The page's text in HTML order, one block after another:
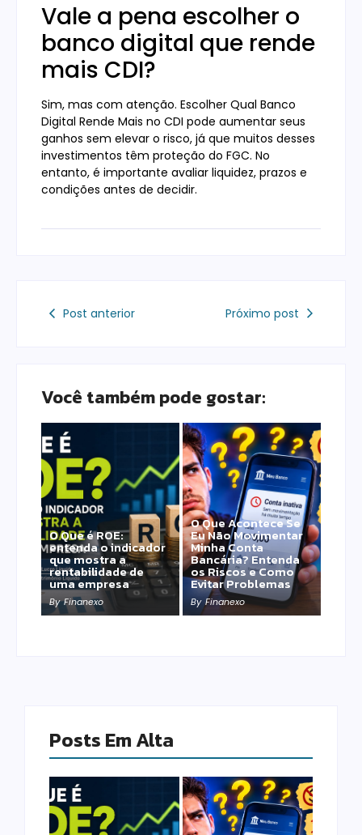
Vale a pena escolher o
banco digital que rende
mais CDI?
Sim, mas com atenção. Escolher Qual Banco
Digital Rende Mais no CDI pode aumentar seus
ganhos sem elevar o risco, já que muitos desses
investimentos têm proteção do FGC. No
entanto, é importante avaliar liquidez, prazos e
condições antes de decidir.
Post anterior Próximo post
Você também pode gostar:
O Que é ROE:
entenda o indicador
que mostra a
rentabilidade de
uma empresa
By Finanexo
O Que Acontece Se
Eu Não Movimentar
Minha Conta
Bancária? Entenda
os Riscos e Como
Evitar Problemas
By Finanexo
Posts Em Alta